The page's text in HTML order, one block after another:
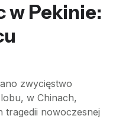
w Pekinie:
zwycięstwo
w Chinach,
tragedii nowoczesnej